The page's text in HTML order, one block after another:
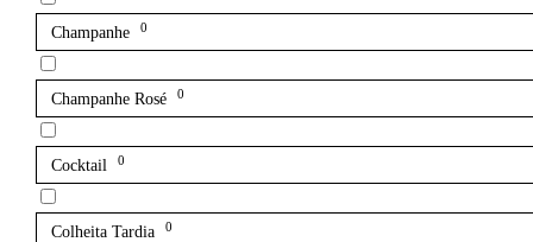
Champanhe 0
Champanhe Rosé 0
Cocktail 0
Colheita Tardia 0